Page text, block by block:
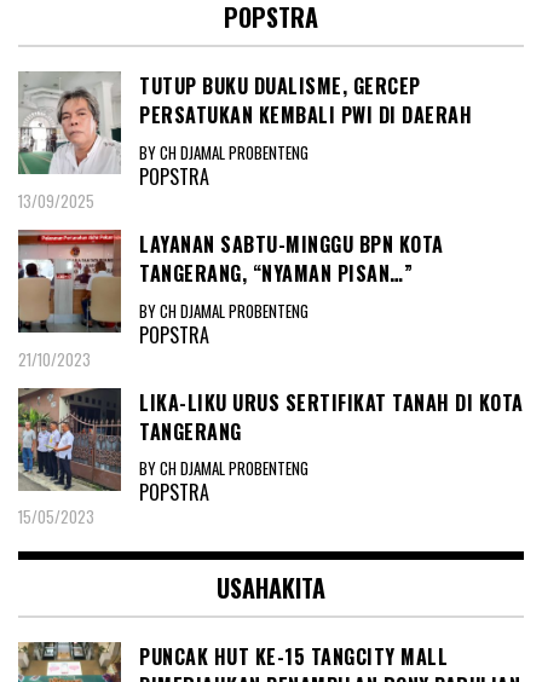
POPSTRA
TUTUP BUKU DUALISME, GERCEP
PERSATUKAN KEMBALI PWI DI DAERAH
BY CH DJAMAL PROBENTENG
POPSTRA
13/09/2025
LAYANAN SABTU-MINGGU BPN KOTA
TANGERANG, “NYAMAN PISAN…”
BY CH DJAMAL PROBENTENG
POPSTRA
21/10/2023
LIKA-LIKU URUS SERTIFIKAT TANAH DI KOTA
TANGERANG
BY CH DJAMAL PROBENTENG
POPSTRA
15/05/2023
USAHAKITA
PUNCAK HUT KE-15 TANGCITY MALL